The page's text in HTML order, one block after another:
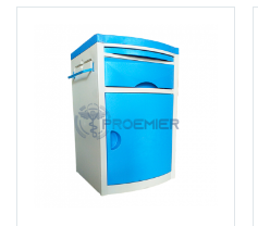
Remember me